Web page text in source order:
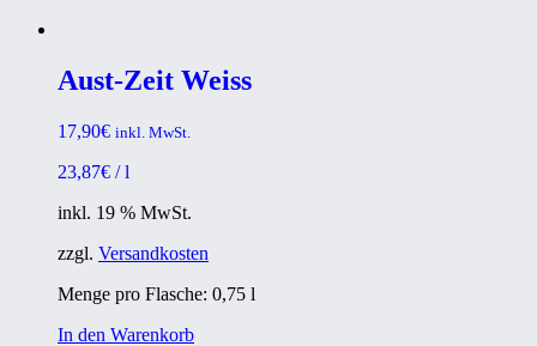
Aust-Zeit Weiss
17,90€ inkl. MwSt.
23,87€ /l
inkl. 19 % MwSt.
zzgl. Versandkosten
Menge pro Flasche: 0,75 l
In den Warenkorb